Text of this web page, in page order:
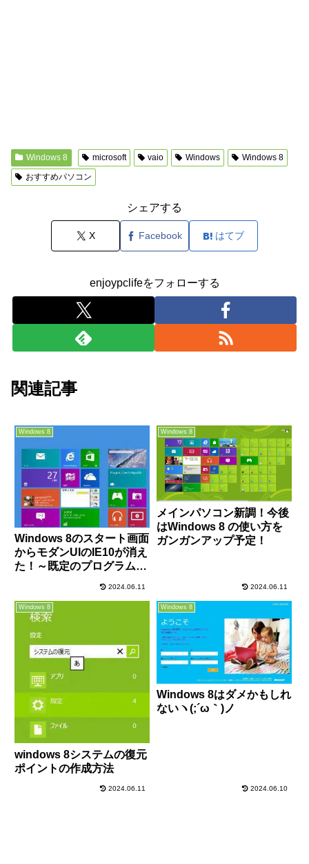
Windows 8 microsoft vaio Windows
Windows 8
おすすめパソコン
シェアする
X Facebook はてブ
enjoypclifeをフォローする
関連記事
Windows 8
Windows 8のスタート画面
からモダンUIのIE10が消え
た！～既定のプログラムの
2024.06.11
Windows 8
メインパソコン新調！今後
はWindows 8 の使い方を
ガンガンアップ予定！
2024.06.11
Windows 8
windows 8システムの復元
ポイントの作成方法
2024.06.11
Windows 8
Windows 8はダメかもしれ
ないヽ(;´ω｀)ノ
2024.06.10